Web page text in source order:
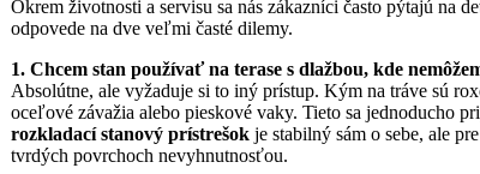
Okrem životnosti a servisu sa nás zákazníci často pýtajú na
odpovede na dve veľmi časté dilemy.
1. Chcem stan používať na terase s dlažbou, kde
Absolútne, ale vyžaduje si to iný prístup. Kým na tráve sú
oceľové závažia alebo pieskové vaky. Tieto sa jednoducho
rozkladací stanový prístrešok je stabilný sám o sebe, ale
tvrdých povrchoch nevyhnutnosťou.